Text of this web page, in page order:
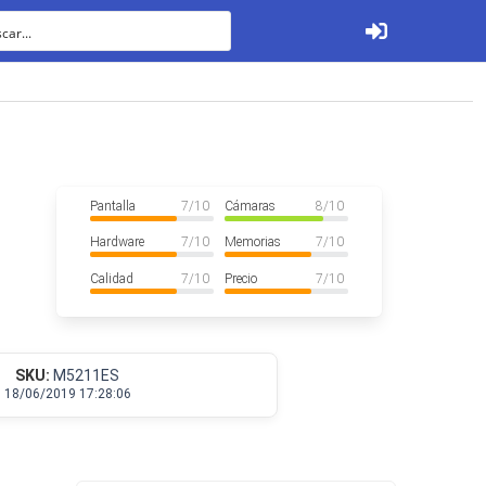
Pantalla 7/ 10 Cámaras 8/ 10
Hardware 7/ 10 Memorias 7/ 10
Calidad 7/ 10 Precio 7/ 10
SKU: M5211ES
18/06/2019 17:28:06